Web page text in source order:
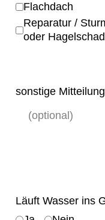
Flachdach
Reparatur /
oder
sonstige Mitteilung
Läuft Wasser ins